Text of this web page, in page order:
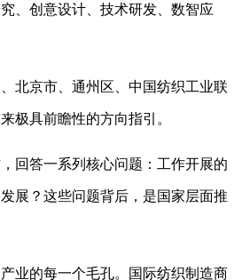
、创意设计、技术研发、数智应
北京市、通州区、中国纺织工业联
极具前瞻性的方向指引。
回答一系列核心问题：工作开展的
展？这些问题背后，是国家层面推
业的每一个毛孔。国际纺织制造商